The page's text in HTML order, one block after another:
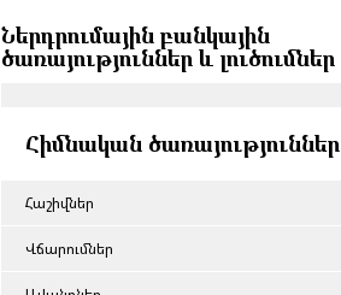
Ներդրումային բանկային
ծառայություններ և լուծումներ
Հիմնական ծառայություններ
Հաշիվներ
Վճարումներ